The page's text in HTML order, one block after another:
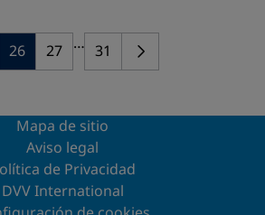
26 27 … 31
Mapa de sitio
Aviso legal
de Privacidad
DVV International